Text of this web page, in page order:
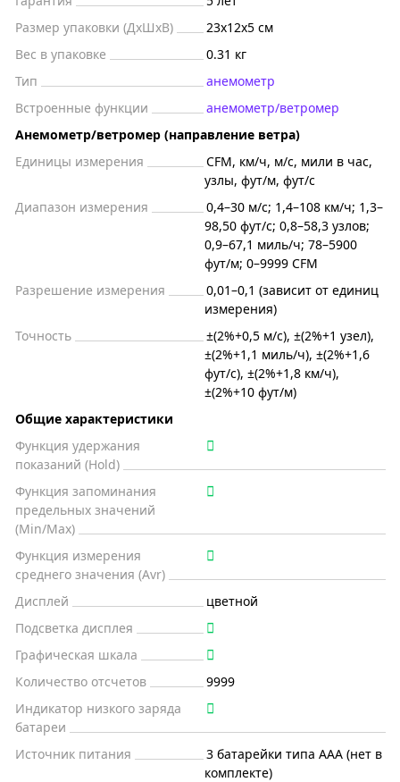
Размер упаковки (ДxШxВ)
23x12x5 см
Вес в упаковке
0.31 кг
Тип
анемометр
Встроенные функции
анемометр/ветромер
Анемометр/ветромер (направление ветра)
Единицы измерения
CFM, км/ч, м/с, мили в час,
узлы, фут/м, фут/с
Диапазон измерения
0,4–30 м/с; 1,4–108 км/ч; 1,3–
98,50 фут/с; 0,8–58,3 узлов;
0,9–67,1 миль/ч; 78–5900
фут/м; 0–9999 CFM
Разрешение измерения
0,01–0,1 (зависит от единиц
измерения)
Точность
±(2%+0,5 м/с), ±(2%+1 узел),
±(2%+1,1 миль/ч), ±(2%+1,6
фут/с), ±(2%+1,8 км/ч),
±(2%+10 фут/м)
Общие характеристики
Функция удержания
показаний (Hold)
Функция запоминания
предельных значений
(Min/Max)
Функция измерения
среднего значения (Avr)
Дисплей
цветной
Подсветка дисплея
Графическая шкала
Количество отсчетов
9999
Индикатор низкого заряда
батареи
Источник питания
3 батарейки типа AAA (нет в
комплекте)